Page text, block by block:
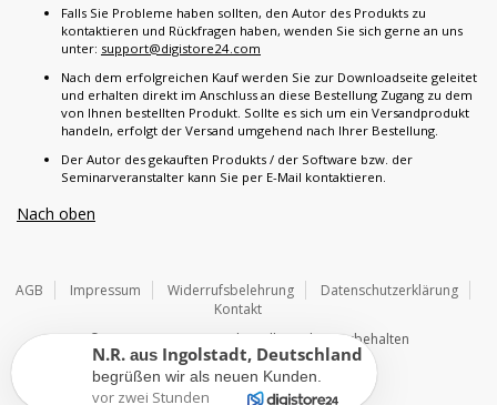
Falls Sie Probleme haben sollten, den Autor des Produkts zu
kontaktieren und Rückfragen haben, wenden Sie sich gerne an uns
unter: support@digistore24.com
Nach dem erfolgreichen Kauf werden Sie zur Downloadseite geleitet
und erhalten direkt im Anschluss an diese Bestellung Zugang zu dem
von Ihnen bestellten Produkt. Sollte es sich um ein Versandprodukt
handeln, erfolgt der Versand umgehend nach Ihrer Bestellung.
Der Autor des gekauften Produkts / der Software bzw. der
Seminarveranstalter kann Sie per E-Mail kontaktieren.
Nach oben
AGB Impressum Widerrufsbelehrung
Datenschutzerklärung
Kontakt
© 2026
Digistore24 GmbH, alle Rechte vorbehalten
N.R. aus Ingolstadt, Deutschland
begrüßen wir als neuen Kunden.
vor zwei Stunden